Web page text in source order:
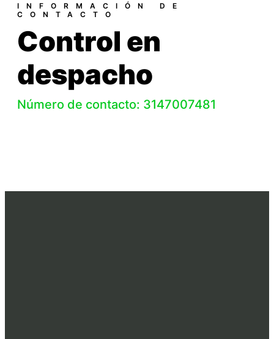
INFORMACIÓN DE
CONTACTO
Control en
despacho
Número de contacto: 3147007481